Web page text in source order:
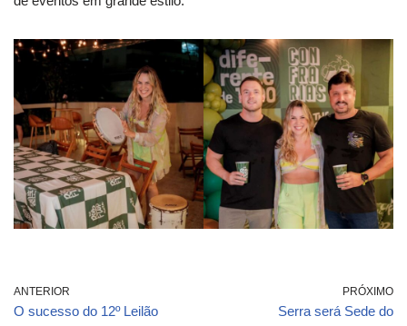
ANTERIOR
O sucesso do 12º Leilão
PRÓXIMO
Serra será Sede do